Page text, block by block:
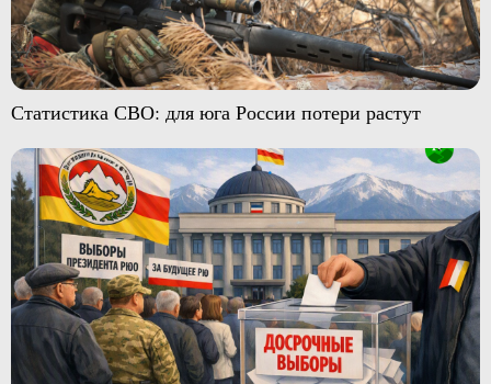
Статистика СВО: для юга России потери растут